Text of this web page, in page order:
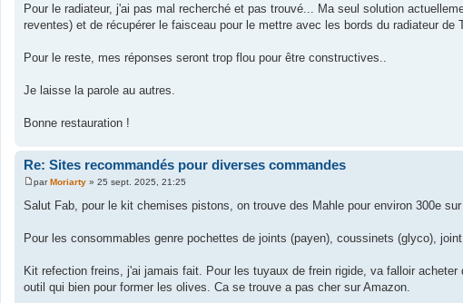
Pour le radiateur, j'ai pas mal recherché et pas trouvé... Ma seul solution
reventes) et de récupérer le faisceau pour le mettre avec les bords du radiateur
Pour le reste, mes réponses seront trop flou pour être constructives..
Je laisse la parole au autres.
Bonne restauration !
Re: Sites recommandés pour diverses commandes
M
e
s
g
parMoriarty » 25 sept. 2025, 21:25
Salut Fab, pour le kit chemises pistons, on trouve des Mahle pour environ 300e
Pour les consommables genre pochettes de joints (payen), coussinets (glyco),
Kit refection freins, j'ai jamais fait. Pour les tuyaux de frein rigide, va falloir
outil qui bien pour former les olives. Ca se trouve a pas cher sur Amazon.